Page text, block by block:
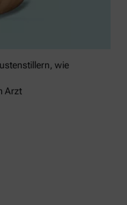
wie
Arzt